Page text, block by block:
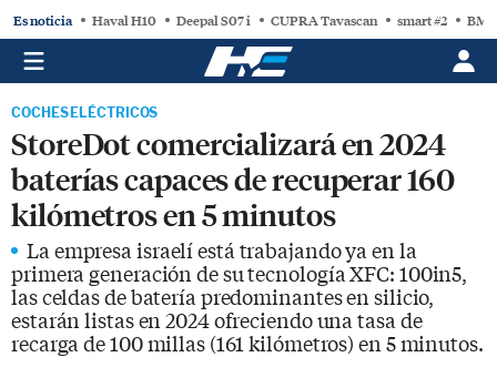
Es noticia Haval H10 Deepal S07 i CUPRA Tavascan smart #2
COCHES ELÉCTRICOS
StoreDot comercializará en 2024
baterías capaces de recuperar 160
kilómetros en 5 minutos
La empresa israelí está trabajando ya en la
primera generación de su tecnología XFC: 100in5,
las celdas de batería predominantes en silicio,
estarán listas en 2024 ofreciendo una tasa de
recarga de 100 millas (161 kilómetros) en 5 minutos.